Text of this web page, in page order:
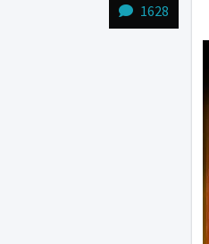
1628